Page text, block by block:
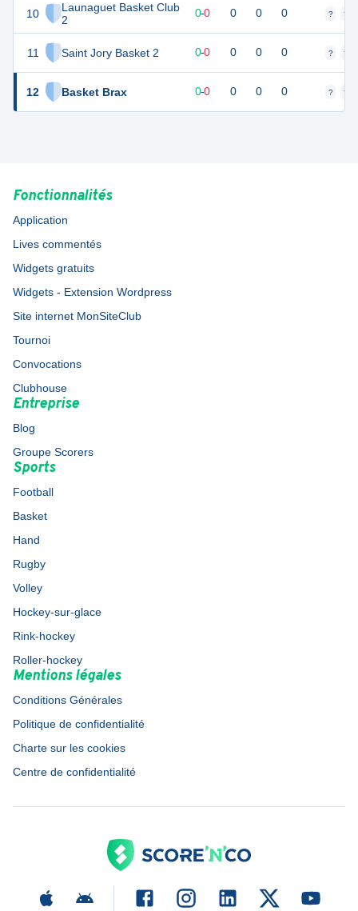
10
Launaguet Basket Club
2
11 Saint Jory Basket 2
12 Basket Brax
0 0 0-0 0 0 0 ? ?
0 0-0 0 0 0 ? ?
0-0 0 0 0 ? ?
Fonctionnalités
Application
Lives commentés
Widgets gratuits
Widgets - Extension Wordpress
Site internet MonSiteClub
Tournoi
Convocations
Clubhouse
Entreprise
Blog
Groupe Scorers
Sports
Football
Basket
Hand
Rugby
Volley
Hockey-sur-glace
Rink-hockey
Roller-hockey
Mentions légales
Conditions Générales
Politique de confidentialité
Charte sur les cookies
Centre de confidentialité